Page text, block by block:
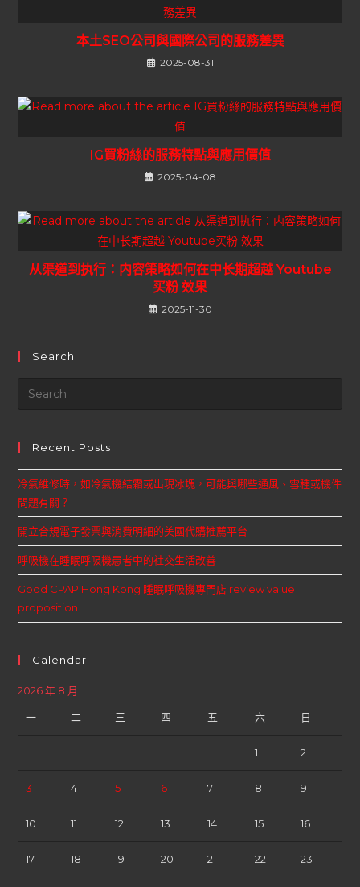
本土SEO公司與國際公司的服務差異
2025-08-31
IG買粉絲的服務特點與應用價值
2025-04-08
从渠道到执行：内容策略如何在中长期超越 Youtube
买粉 效果
2025-11-30
Search
Recent Posts
冷氣維修時，如冷氣機結霜或出現冰塊，可能與哪些通風、雪種或機件
問題有關？
開立合規電子發票與消費明細的美國代購推薦平台
呼吸機在睡眠呼吸機患者中的社交生活改善
Good CPAP Hong Kong 睡眠呼吸機專門店 review value
proposition
Calendar
2026 年 8 月
一 二 三 四 五 六 日
1 2
3 4 5 6 7 8 9
10 11 12 13 14 15 16
17 18 19 20 21 22 23